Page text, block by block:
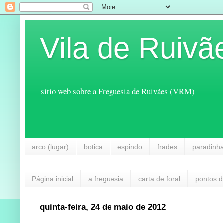
Vila de
sítio web sobre a Freguesia de Ruivães (VRM)
arco (lugar) botica espindo frades
Página inicial a freguesia carta de foral pontos
quinta-feira, 24 de maio de 2012